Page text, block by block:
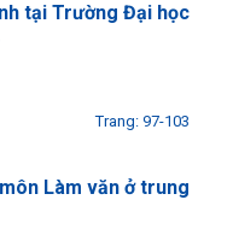
tại Trường Đại học
Trang: 97-103
Làm văn ở trung